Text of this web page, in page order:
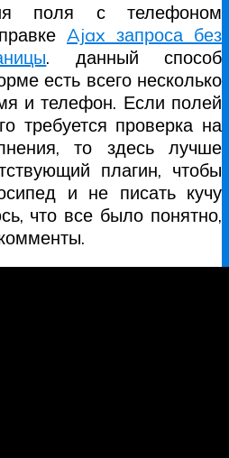
поля с телефоном
Ajax запроса без
. данный способ
есть всего несколько
и телефон. Если полей
требуется проверка на
то здесь лучше
плагин, чтобы
и не писать кучу
что все было понятно,